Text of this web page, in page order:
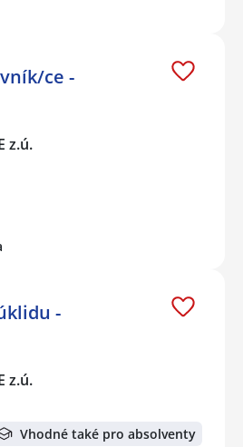
ce -
z.ú.
-
z.ú.
Vhodné také pro absolventy